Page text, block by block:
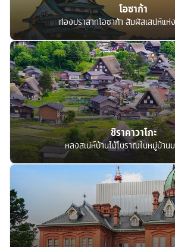
โอซาก้า
ท่องปราสาทโอซาก้า สัมผัสเสน่ห์แห่
ชิราคาวาโกะ
หลงสเน่ห์บ้านไม้โบราณในหมู่บ้าน